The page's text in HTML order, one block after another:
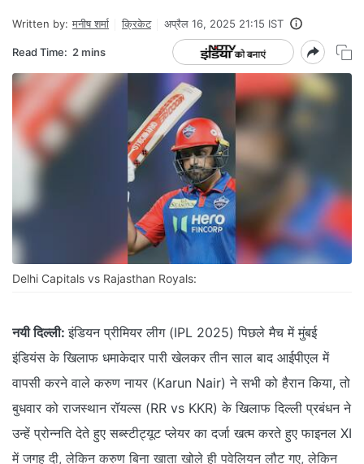
Written by: मनीष शर्मा क्रिकेट अप्रैल 16, 2025 21:15 IST
Read Time: 2 mins
Delhi Capitals vs Rajasthan Royals:
नयी दिल्ली: इंडियन प्रीमियर लीग (IPL 2025) पिछले मैच में मुंबई
इंडियंस के खिलाफ धमाकेदार पारी खेलकर तीन साल बाद आईपीएल में
वापसी करने वाले करुण नायर (Karun Nair) ने सभी को हैरान किया, तो
बुधवार को राजस्थान रॉयल्स (RR vs KKR) के खिलाफ दिल्ली प्रबंधन ने
उन्हें प्रोन्नति देते हुए सब्स्टीट्यूट प्लेयर का दर्जा खत्म करते हुए फाइनल XI
में जगह दी, लेकिन करुण बिना खाता खोले ही पवेलियन लौट गए, लेकिन